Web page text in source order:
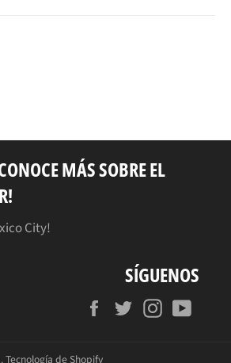
MÁS SOBRE EL
City!
SÍGUENOS
FacebookTwitterInstagram
.Tecnología de Shopify